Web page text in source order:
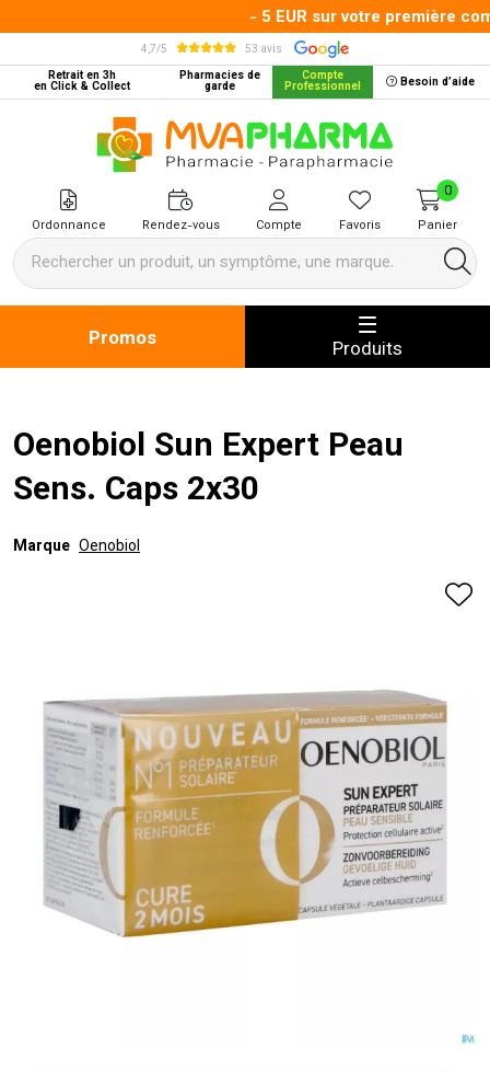
- 5 EUR sur votre première
4,7/5
53 avis
Retrait en 3h
en Click & Collect
Pharmacies de
garde
Compte
Professionnel Besoin d’aide
MVA Pharma Votre pharmacie
Ordonnance Rendez-vous Compte Favoris Panier
0
Promos Produits
Oenobiol Sun Expert Peau
Sens. Caps 2x30
Marque Oenobiol